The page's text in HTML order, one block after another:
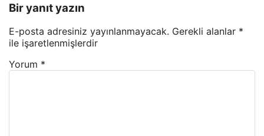
Bir yanıt yazın
E-posta adresiniz yayınlanmayacak. Gerekli alanlar *
ile işaretlenmişlerdir
Yorum *